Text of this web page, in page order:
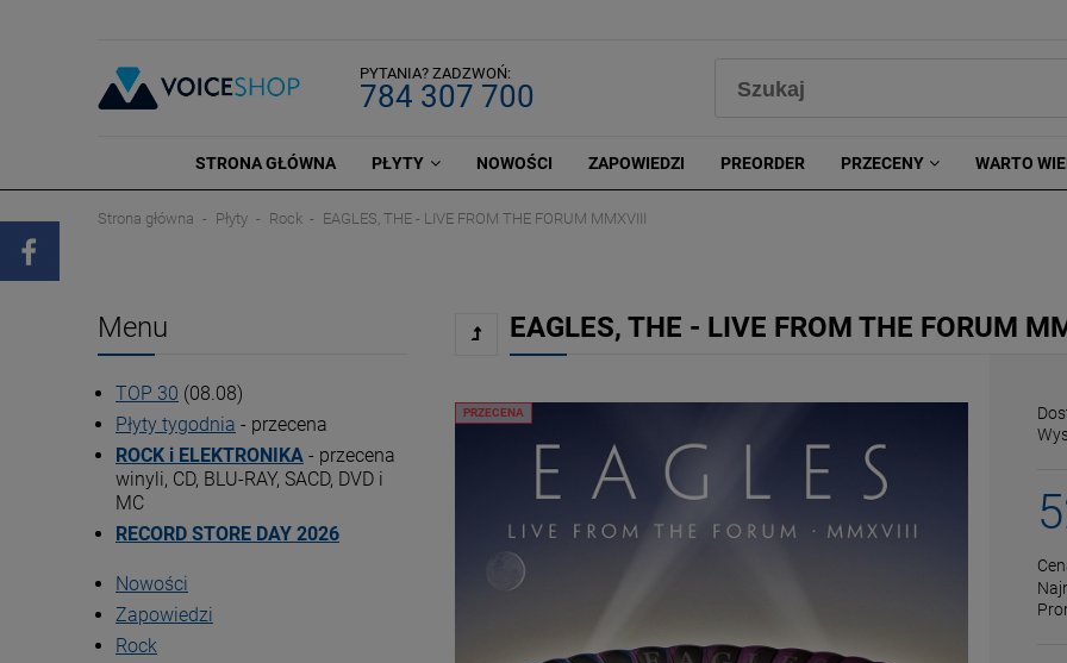
PYTANIA? ZADZWOŃ:
784 307 700
STRONA GŁÓWNA PŁYTY NOWOŚCI ZAPOWIEDZI PREORDER PRZECENY WARTO
Strona główna Płyty Rock EAGLES, THE - LIVE FROM THE FORUM MMXVIII
Menu
TOP 30 (08.08)
Płyty tygodnia - przecena
ROCK i ELEKTRONIKA - przecena
winyli, CD, BLU-RAY, SACD, DVD i
MC
RECORD STORE DAY 2026
Nowości
Zapowiedzi
Rock
EAGLES, THE - LIVE FROM THE FORUM
PRZECENA